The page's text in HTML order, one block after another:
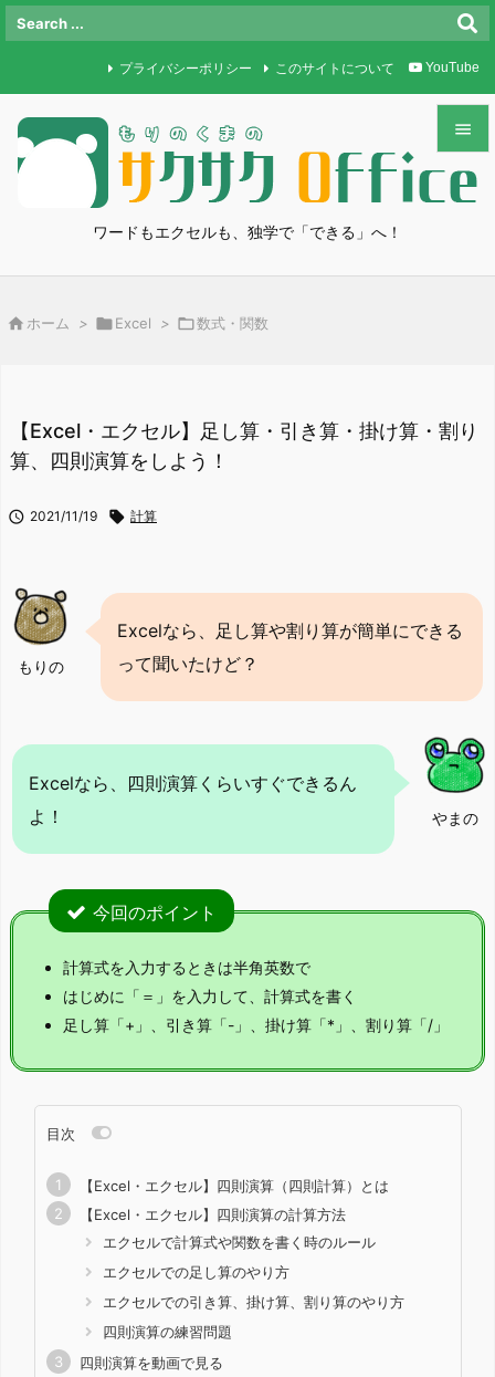
ワードもエクセルも、独学で「できる」へ！


メニュ
検索
プライバシーポリシー このサイトについて YouTube
 ホーム > Excel > 数式・関数
【Excel・エクセル】足し算・引き算・掛け算・割り
算、四則演算をしよう！
 2021/11/19  計算
もりの
Excelなら、足し算や割り算が簡単にできる
って聞いたけど？
やまの
Excelなら、四則演算くらいすぐできるん
よ！
今回のポイント
計算式を入力するときは半角英数で
はじめに「＝」を入力して、計算式を書く
足し算「+」、引き算「-」、掛け算「*」、割り算「/」
目次
【Excel・エクセル】四則演算（四則計算）とは
【Excel・エクセル】四則演算の計算方法
エクセルで計算式や関数を書く時のルール
エクセルでの足し算のやり方
エクセルでの引き算、掛け算、割り算のやり方
四則演算の練習問題
四則演算を動画で見る